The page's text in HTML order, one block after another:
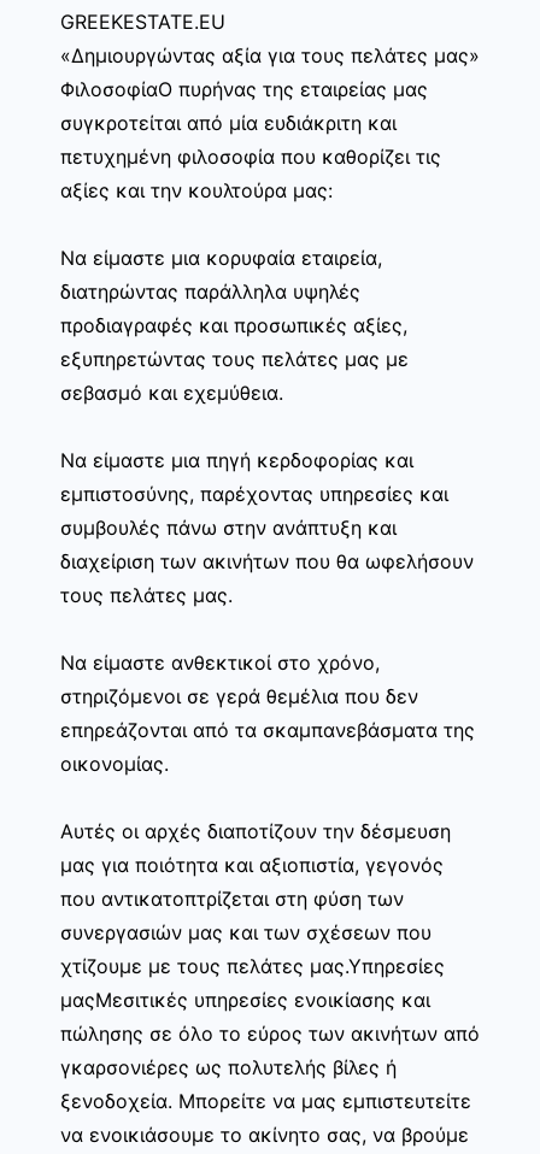
GREEKESTATE.EU
«Δημιουργώντας αξία για τους πελάτες μας»
ΦιλοσοφίαΟ πυρήνας της εταιρείας μας
συγκροτείται από μία ευδιάκριτη και
πετυχημένη φιλοσοφία που καθορίζει τις
αξίες και την κουλτούρα μας:
Να είμαστε μια κορυφαία εταιρεία,
διατηρώντας παράλληλα υψηλές
προδιαγραφές και προσωπικές αξίες,
εξυπηρετώντας τους πελάτες μας με
σεβασμό και εχεμύθεια.
Να είμαστε μια πηγή κερδοφορίας και
εμπιστοσύνης, παρέχοντας υπηρεσίες και
συμβουλές πάνω στην ανάπτυξη και
διαχείριση των ακινήτων που θα ωφελήσουν
τους πελάτες μας.
Να είμαστε ανθεκτικοί στο χρόνο,
στηριζόμενοι σε γερά θεμέλια που δεν
επηρεάζονται από τα σκαμπανεβάσματα της
οικονομίας.
Αυτές οι αρχές διαποτίζουν την δέσμευση
μας για ποιότητα και αξιοπιστία, γεγονός
που αντικατοπτρίζεται στη φύση των
συνεργασιών μας και των σχέσεων που
χτίζουμε με τους πελάτες μας.Υπηρεσίες
μαςΜεσιτικές υπηρεσίες ενοικίασης και
πώλησης σε όλο το εύρος των ακινήτων από
γκαρσονιέρες ως πολυτελής βίλες ή
ξενοδοχεία. Μπορείτε να μας εμπιστευτείτε
να ενοικιάσουμε το ακίνητο σας, να βρούμε